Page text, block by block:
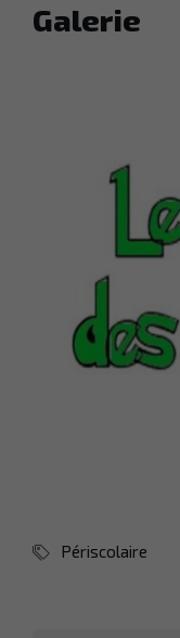
Galerie
Périscolaire